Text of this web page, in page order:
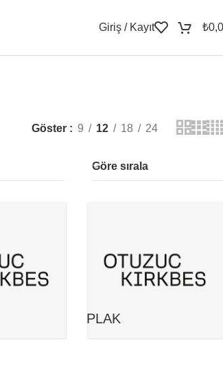
Giriş / Kayıt ₺
Göster 9 12 18 24
Göre sırala
PLAK